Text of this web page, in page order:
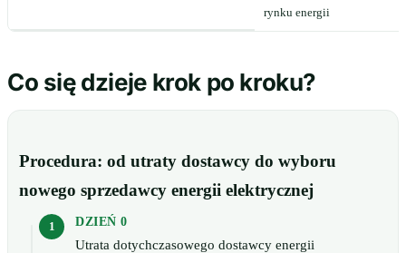
rynku energii
Co się dzieje krok po kroku?
Procedura: od utraty dostawcy do wyboru
nowego sprzedawcy energii elektrycznej
DZIEŃ 0
Utrata dotychczasowego dostawcy energii